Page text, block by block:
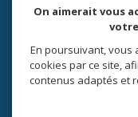
On aimerait vous
En poursuivant, vous
cookies par ce site,
contenus adaptés et